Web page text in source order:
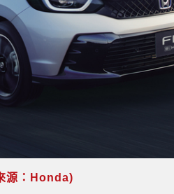
源：Honda)